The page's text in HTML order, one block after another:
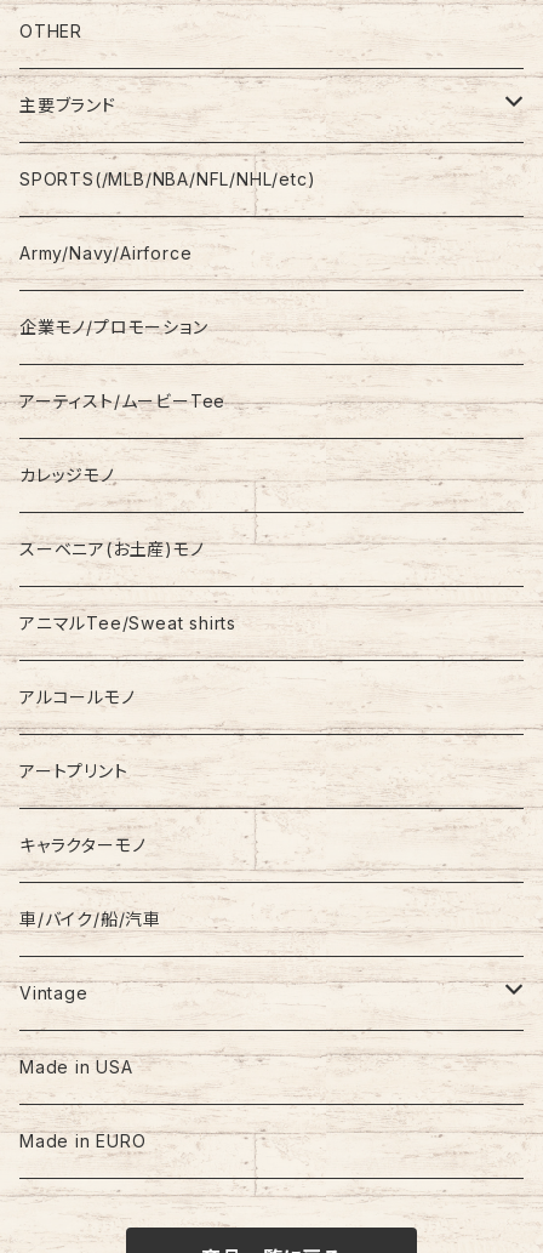
S/L Tee
Polo Shirt
Shirt
L/S
S/S
Sweatshirt
Hoodie
Fleece
Knit/Sweater
Jacket
Nylon Jacket
Stadium Jumper
Down Jacket
Coat
Jeans/Denim
Work Pants
Shorts
OTHER
主要ブランド
adidas
Champion
Carhartt
Columbia
NAUTICA
NIKE
RALPH LAUREN
TOMMY HILFIGER
Levi’s
SPORTS(/MLB/NBA/NFL/NHL/etc)
Army/Navy/Airforce
企業モノ/プロモーション
アーティスト/ムービーTee
カレッジモノ
スーベニア(お土産)モノ
アニマルTee/Sweat shirts
アルコールモノ
アートプリント
キャラクターモノ
車/バイク/船/汽車
Vintage
60s-70s
80s
Made in USA
Made in EURO